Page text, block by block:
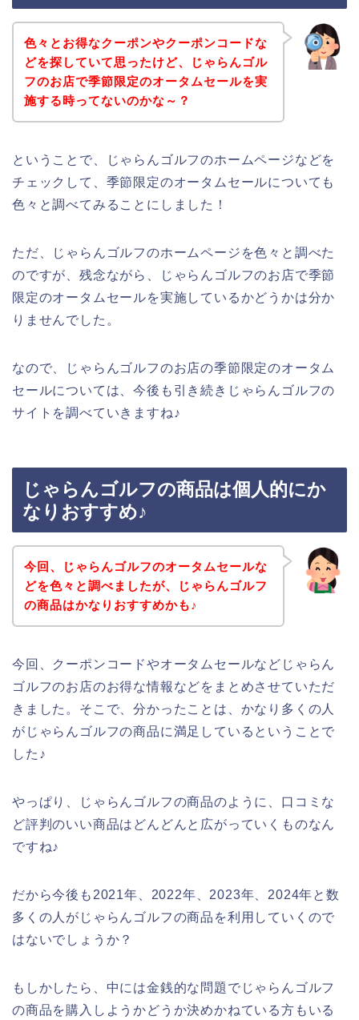
色々とお得なクーポンやクーポンコードな
どを探していて思ったけど、じゃらんゴル
フのお店で季節限定のオータムセールを実
施する時ってないのかな～？
ということで、じゃらんゴルフのホームページなどを
チェックして、季節限定のオータムセールについても
色々と調べてみることにしました！
ただ、じゃらんゴルフのホームページを色々と調べた
のですが、残念ながら、じゃらんゴルフのお店で季節
限定のオータムセールを実施しているかどうかは分か
りませんでした。
なので、じゃらんゴルフのお店の季節限定のオータム
セールについては、今後も引き続きじゃらんゴルフの
サイトを調べていきますね♪
じゃらんゴルフの商品は個人的にか
なりおすすめ♪
今回、じゃらんゴルフのオータムセールな
どを色々と調べましたが、じゃらんゴルフ
の商品はかなりおすすめかも♪
今回、クーポンコードやオータムセールなどじゃらん
ゴルフのお店のお得な情報などをまとめさせていただ
きました。そこで、分かったことは、かなり多くの人
がじゃらんゴルフの商品に満足しているということで
した♪
やっぱり、じゃらんゴルフの商品のように、口コミな
ど評判のいい商品はどんどんと広がっていくものなん
ですね♪
だから今後も2021年、2022年、2023年、2024年と数
多くの人がじゃらんゴルフの商品を利用していくので
はないでしょうか？
もしかしたら、中には金銭的な問題でじゃらんゴルフ
の商品を購入しようかどうか決めかねている方もいる